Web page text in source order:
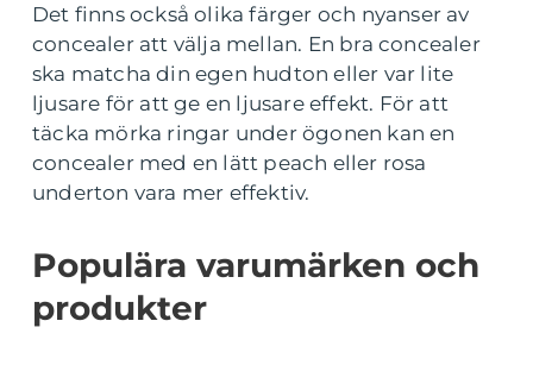
Det finns också olika färger och nyanser av
concealer att välja mellan. En bra concealer
ska matcha din egen hudton eller var lite
ljusare för att ge en ljusare effekt. För att
täcka mörka ringar under ögonen kan en
concealer med en lätt peach eller rosa
underton vara mer effektiv.
Populära varumärken och
produkter